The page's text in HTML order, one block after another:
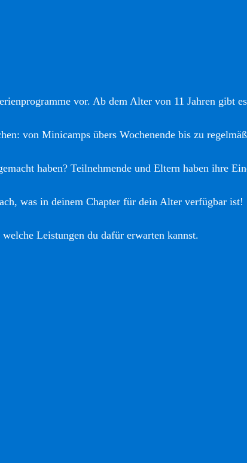
vor. Ab dem Alter von 11 Jahren gibt
von Minicamps übers Wochenende bis zu
haben? Teilnehmende und Eltern haben ihre
was in deinem Chapter für dein Alter verfügbar ist!
Leistungen du dafür erwarten kannst.